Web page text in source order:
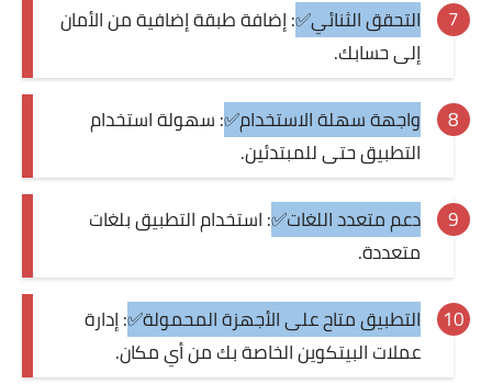
التحقق الثنائي✅: إضافة طبقة إضافية من الأمان
إلى حسابك.
واجهة سهلة الاستخدام✅: سهولة استخدام
التطبيق حتى للمبتدئين.
دعم متعدد اللغات✅: استخدام التطبيق بلغات
متعددة.
التطبيق متاح على الأجهزة المحمولة✅: إدارة
عملات البيتكوين الخاصة بك من أي مكان.